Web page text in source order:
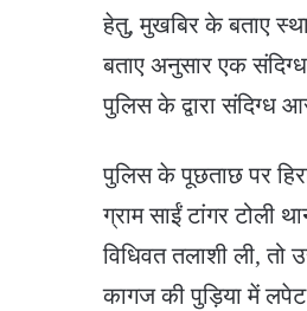
हेतु, मुखबिर के बताए
बताए अनुसार एक
पुलिस के द्वारा संदिग्ध
पुलिस के पूछताछ पर
ग्राम साईं टांगर टोली
विधिवत तलाशी ली,
कागज की पुड़िया में